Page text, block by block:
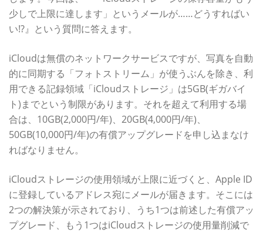
少しで上限に達します」というメールが……どうすればい
い!?』という質問に答えます。
iCloudは無償のネットワークサービスですが、写真を自動
的に同期する「フォトストリーム」が使うぶんを除き、利
用できる記録領域「iCloudストレージ」は5GB(ギガバイ
ト)までという制限があります。それを超えて利用する場
合は、10GB(2,000円/年)、20GB(4,000円/年)、
50GB(10,000円/年)の有償アップグレードを申し込まなけ
ればなりません。
iCloudストレージの使用領域が上限に近づくと、Apple ID
に登録しているアドレス宛にメールが届きます。そこには
2つの解決策が示されており、うち1つは前述した有償アッ
プグレード、もう1つはiCloudストレージの使用量削減で